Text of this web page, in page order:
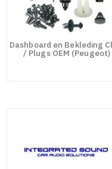
Dashboard en Bekleding
/ Plugs OEM (Peugeot)